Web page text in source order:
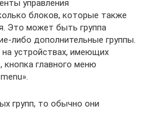
управления
блоков, которые также
Это может быть группа
либо дополнительные группы.
устройствах, имеющих
кнопка главного меню
групп, то обычно они